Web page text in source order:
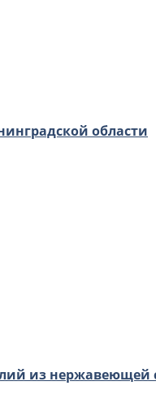
области
из нержавеющей